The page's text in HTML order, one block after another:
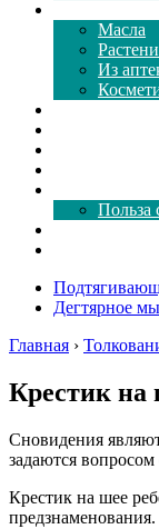
Масла
Из
Польза
Дегтярное
Главная ›
Крестик на
Сновидения
задаются
Крестик на шее